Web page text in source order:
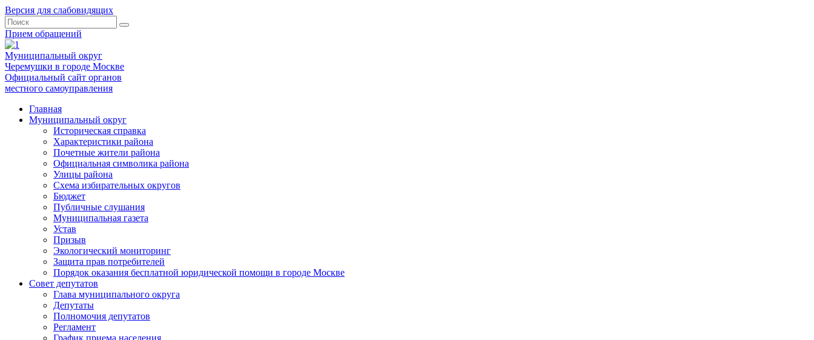
Версия для слабовидящих
Прием обращений
Муниципальный округ
Черемушки в городе Москве
Официальный сайт органов
местного самоуправления
Главная
Муниципальный округ
Историческая справка
Характеристики района
Почетные жители района
Официальная символика района
Улицы района
Схема избирательных округов
Бюджет
Публичные слушания
Муниципальная газета
Устав
Призыв
Экологический мониторинг
Защита прав потребителей
Порядок оказания бесплатной юридической помощи в городе Москве
Совет депутатов
Глава муниципального округа
Депутаты
Полномочия депутатов
Регламент
График приема населения